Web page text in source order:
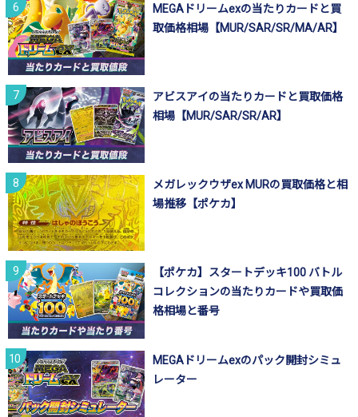
MEGAドリームexの当たりカードと買
取価格相場【MUR/SAR/SR/MA/AR】
アビスアイの当たりカードと買取価格
相場【MUR/SAR/SR/AR】
メガレックウザex MURの買取価格と相
場推移【ポケカ】
【ポケカ】スタートデッキ100 バトル
コレクションの当たりカードや買取価
格相場と番号
MEGAドリームexのパック開封シミュ
レーター